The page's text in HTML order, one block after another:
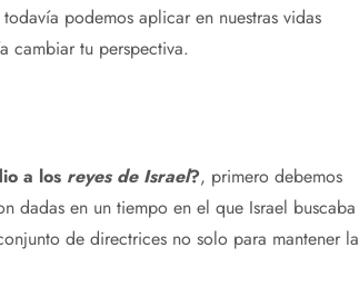
podemos aplicar en nuestras vidas
cambiar tu perspectiva.
a los reyes de Israel?, primero debemos
dadas en un tiempo en el que Israel buscaba
de directrices no solo para mantener la